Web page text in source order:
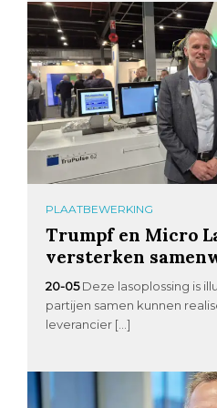
PLAATBEWERKING
Trumpf en Micro
versterken
20-05 Deze lasoplossing is
partijen samen kunnen
leverancier […]